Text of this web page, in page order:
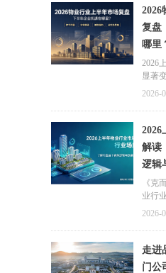
由原
修自
业费
兜底
费。
惠及
业。
2026
复盘
哪里
2026
显著
面进
零散
独经
片区
企协
托社
服务
2026-
2026
解读
逻辑
《克
业行
新房
最大
国超
连片
2026-
走进
门公